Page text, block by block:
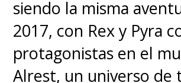
nueva reglamentación
tendremos que
nueva partida.
siendo la misma
2017, con Rex y Pyra
protagonistas en el
Alrest, un universo de